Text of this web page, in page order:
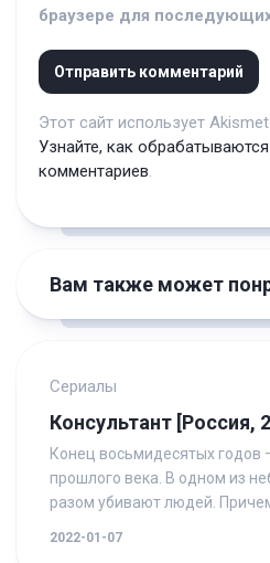
браузере для
Этот сайт использует
Узнайте, как
комментариев.
Вам также может
Сериалы
Консультант [Россия,
Конец восьмидесятых годов
прошлого века. В одном из
разом убивают людей. Причем
2022-01-07